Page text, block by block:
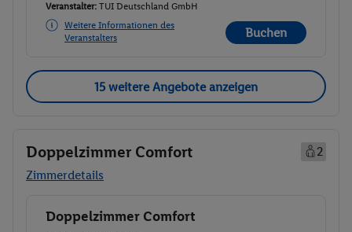
Veranstalter: TUI Deutschland GmbH
Weitere Informationen des
Veranstalters
Buchen
15 weitere Angebote anzeigen
Doppelzimmer Comfort
2
Zimmerdetails
Buchen
Doppelzimmer Comfort